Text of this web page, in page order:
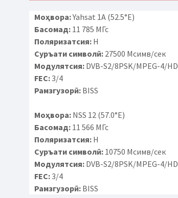
Моҳвора:Yahsat 1A (52.5°E)
Басомад:11 785 МГс
Поляризатсия:H
Суръати символӣ:27500 Мсимв/сек
Модулятсия:DVB-S2/8PSK/MPEG-4/HD
FEC:3/4
Рамзгузорӣ:BISS
Моҳвора:NSS 12 (57.0°E)
Басомад:11 566 МГс
Поляризатсия:H
Суръати символӣ:10750 Мсимв/сек
Модулятсия:DVB-S2/8PSK/MPEG-4/HD
FEC:3/4
Рамзгузорӣ:BISS